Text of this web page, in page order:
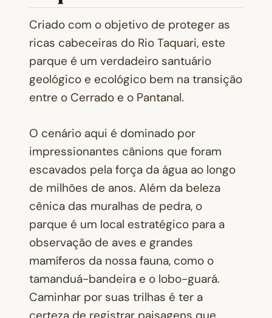
Criado com o objetivo de proteger as
ricas cabeceiras do Rio Taquari, este
parque é um verdadeiro santuário
geológico e ecológico bem na transição
entre o Cerrado e o Pantanal.
O cenário aqui é dominado por
impressionantes cânions que foram
escavados pela força da água ao longo
de milhões de anos. Além da beleza
cênica das muralhas de pedra, o
parque é um local estratégico para a
observação de aves e grandes
mamíferos da nossa fauna, como o
tamanduá-bandeira e o lobo-guará.
Caminhar por suas trilhas é ter a